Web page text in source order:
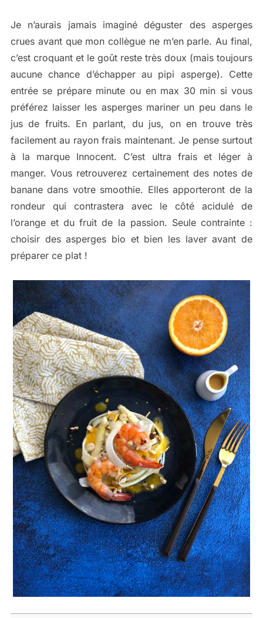
Je n’aurais jamais imaginé déguster des asperges
crues avant que mon collègue ne m’en parle. Au final,
c’est croquant et le goût reste très doux (mais toujours
aucune chance d’échapper au pipi asperge). Cette
entrée se prépare minute ou en max 30 min si vous
préférez laisser les asperges mariner un peu dans le
jus de fruits. En parlant, du jus, on en trouve très
facilement au rayon frais maintenant. Je pense surtout
à la marque Innocent. C’est ultra frais et léger à
manger. Vous retrouverez certainement des notes de
banane dans votre smoothie. Elles apporteront de la
rondeur qui contrastera avec le côté acidulé de
l’orange et du fruit de la passion. Seule contrainte :
choisir des asperges bio et bien les laver avant de
préparer ce plat !